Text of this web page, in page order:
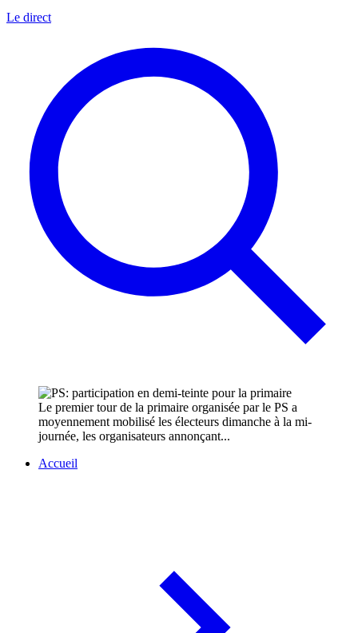
Le direct
Le premier tour de la primaire organisée par le PS a
moyennement mobilisé les électeurs dimanche à la mi-
journée, les organisateurs annonçant...
Accueil